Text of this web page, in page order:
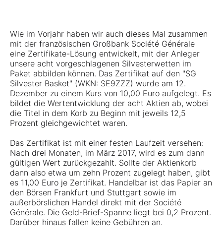
Wie im Vorjahr haben wir auch dieses Mal zusammen
mit der französischen Großbank Société Générale
eine Zertifikate-Lösung entwickelt, mit der Anleger
unsere acht vorgeschlagenen Silvesterwetten im
Paket abbilden können. Das Zertifikat auf den "SG
Silvester Basket" (WKN: SE9ZZZ) wurde am 12.
Dezember zu einem Kurs von 10,00 Euro aufgelegt. Es
bildet die Wertentwicklung der acht Aktien ab, wobei
die Titel in dem Korb zu Beginn mit jeweils 12,5
Prozent gleichgewichtet waren.
Das Zertifikat ist mit einer festen Laufzeit versehen:
Nach drei Monaten, im März 2017, wird es zum dann
gültigen Wert zurückgezahlt. Sollte der Aktienkorb
dann also etwa um zehn Prozent zugelegt haben, gibt
es 11,00 Euro je Zertifikat. Handelbar ist das Papier an
den Börsen Frankfurt und Stuttgart sowie im
außerbörslichen Handel direkt mit der Société
Générale. Die Geld-Brief-Spanne liegt bei 0,2 Prozent.
Darüber hinaus fallen keine Gebühren an.